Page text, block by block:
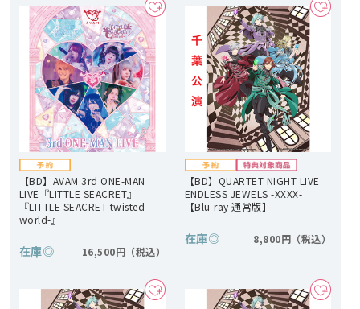
【BD】AVAM 3rd ONE-MAN
LIVE『LITTLE SEACRET』
『LITTLE SEACRET-twisted
world-』
在庫◎ 16,500円
【BD】QUARTET NIGHT LIVE
ENDLESS JEWELS -XXXX-
【Blu-ray 通常版】
在庫◎ 8,800円